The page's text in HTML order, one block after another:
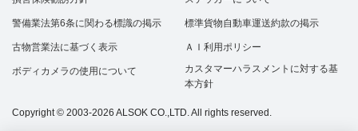
警備業法第6条に関わる標識の掲示 標準貨物自動車運送約款の掲示
古物営業法に基づく表示 ＡＩ利用ポリシー
ボディカメラの使用について
カスタマーハラスメントに対する基
本方針
Copyright © 2003-2026 ALSOK CO.,LTD. All rights reserved.